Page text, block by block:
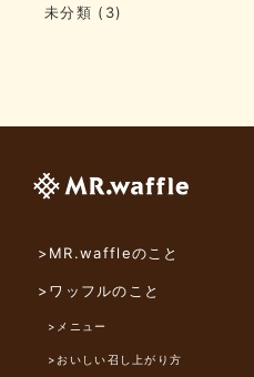
未分類 (3)
>MR.waffleのこと
>ワッフルのこと
>メニュー
>おいしい召し上がり方